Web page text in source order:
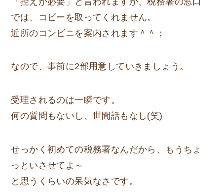
では、
コピーを取ってくれません。
近所のコンビニを案内されます＾＾；
なので、事前に2部用意していきましょう。
受理されるのは一瞬です。
何の質問もないし、世間話もなし(笑)
せっかく初めての税務署なんだから、もうちょ
っといさせてよ～
と思うくらいの呆気なさです。